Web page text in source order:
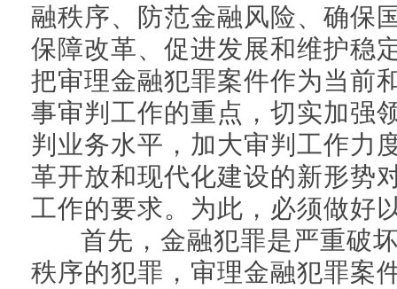
融秩序、防范金融风险、确保
保障改革、促进发展和维护稳
把审理金融犯罪案件作为当前
事审判工作的重点，切实加强
判业务水平，加大审判工作力
革开放和现代化建设的新形势
工作的要求。为此，必须做好
首先，金融犯罪是严重破坏
秩序的犯罪，审理金融犯罪案